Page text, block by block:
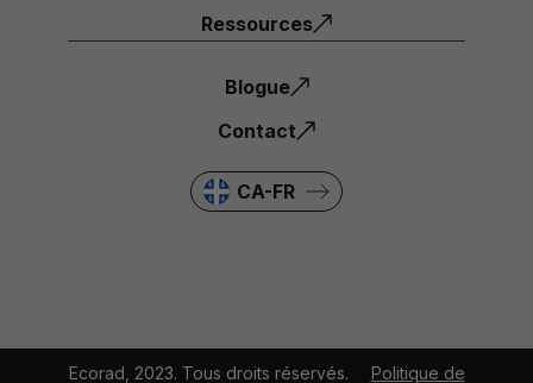
Ressources
Blogue
Contact
CA-FR
Ecorad, 2023. Tous droits réservés. Politique de